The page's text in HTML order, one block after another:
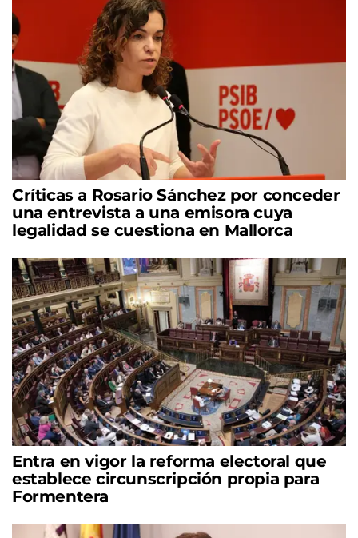
Críticas a Rosario Sánchez por conceder
una entrevista a una emisora cuya
legalidad se cuestiona en Mallorca
Entra en vigor la reforma electoral que
establece circunscripción propia para
Formentera